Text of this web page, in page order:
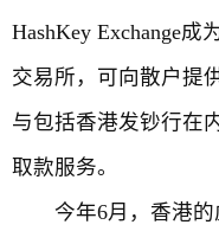
HashKey Exchange
交易所，可向散户提
与包括香港发钞行在
取款服务。
今年6月，香港的